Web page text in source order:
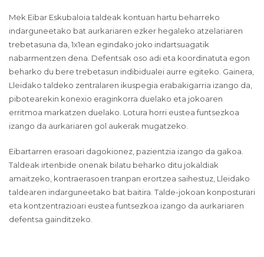
Mek Eibar Eskubaloia taldeak kontuan hartu beharreko
indarguneetako bat aurkariaren ezker hegaleko atzelariaren
trebetasuna da, 1x1ean egindako joko indartsuagatik
nabarmentzen dena. Defentsak oso adi eta koordinatuta egon
beharko du bere trebetasun indibidualei aurre egiteko. Gainera,
Lleidako taldeko zentralaren ikuspegia erabakigarria izango da,
pibotearekin konexio eraginkorra duelako eta jokoaren
erritmoa markatzen duelako. Lotura horri eustea funtsezkoa
izango da aurkariaren gol aukerak mugatzeko.
Eibartarren erasoari dagokionez, pazientzia izango da gakoa.
Taldeak irtenbide onenak bilatu beharko ditu jokaldiak
amaitzeko, kontraerasoen tranpan erortzea saihestuz, Lleidako
taldearen indarguneetako bat baitira. Talde-jokoan konposturari
eta kontzentrazioari eustea funtsezkoa izango da aurkariaren
defentsa gainditzeko.